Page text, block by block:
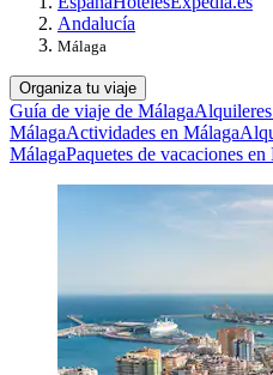
Andalucía
Málaga
Organiza tu viaje
Guía de viaje de Málaga
MálagaActividades en Málaga
MálagaPaquetes de vacaciones en